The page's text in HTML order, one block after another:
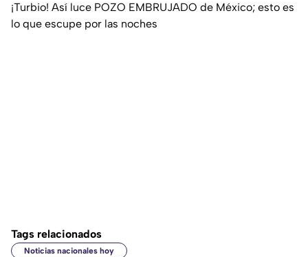
¡Turbio! Así luce POZO EMBRUJADO de México; esto es
lo que escupe por las noches
Tags relacionados
Noticias nacionales hoy